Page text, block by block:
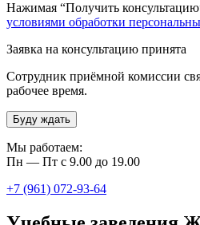
Нажимая “Получить
условиями обработки
Заявка на консультацию принята
Сотрудник приёмной комиссии
рабочее время.
Буду ждать
Мы работаем:
Пн — Пт с 9.00 до 19.00
+7 (961) 072-93-64